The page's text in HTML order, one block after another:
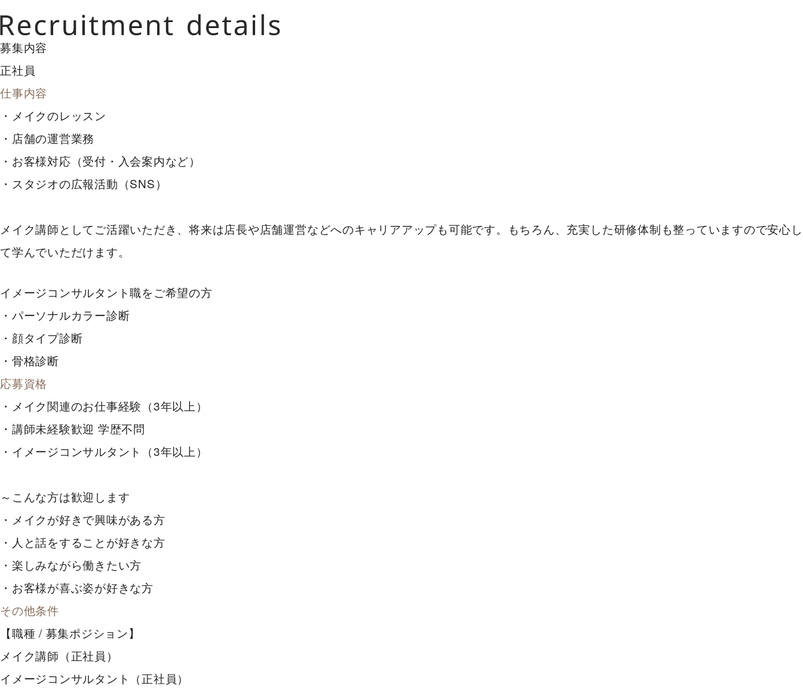
募集内容
正社員
仕事内容
・メイクのレッスン
・店舗の運営業務
・お客様対応（受付・入会案内など）
・スタジオの広報活動（SNS）
メイク講師としてご活躍いただき、将来は店長や店舗運営などへのキャリアアップも可能です。もちろん、充実した研修体制も整っていますので安心し
て学んでいただけます。
イメージコンサルタント職をご希望の方
・パーソナルカラー診断
・顔タイプ診断
・骨格診断
応募資格
・メイク関連のお仕事経験（3年以上）
・講師未経験歓迎 学歴不問
・イメージコンサルタント（3年以上）
～こんな方は歓迎します
・メイクが好きで興味がある方
・人と話をすることが好きな方
・楽しみながら働きたい方
・お客様が喜ぶ姿が好きな方
その他条件
【職種 / 募集ポジション】
メイク講師（正社員）
イメージコンサルタント（正社員）